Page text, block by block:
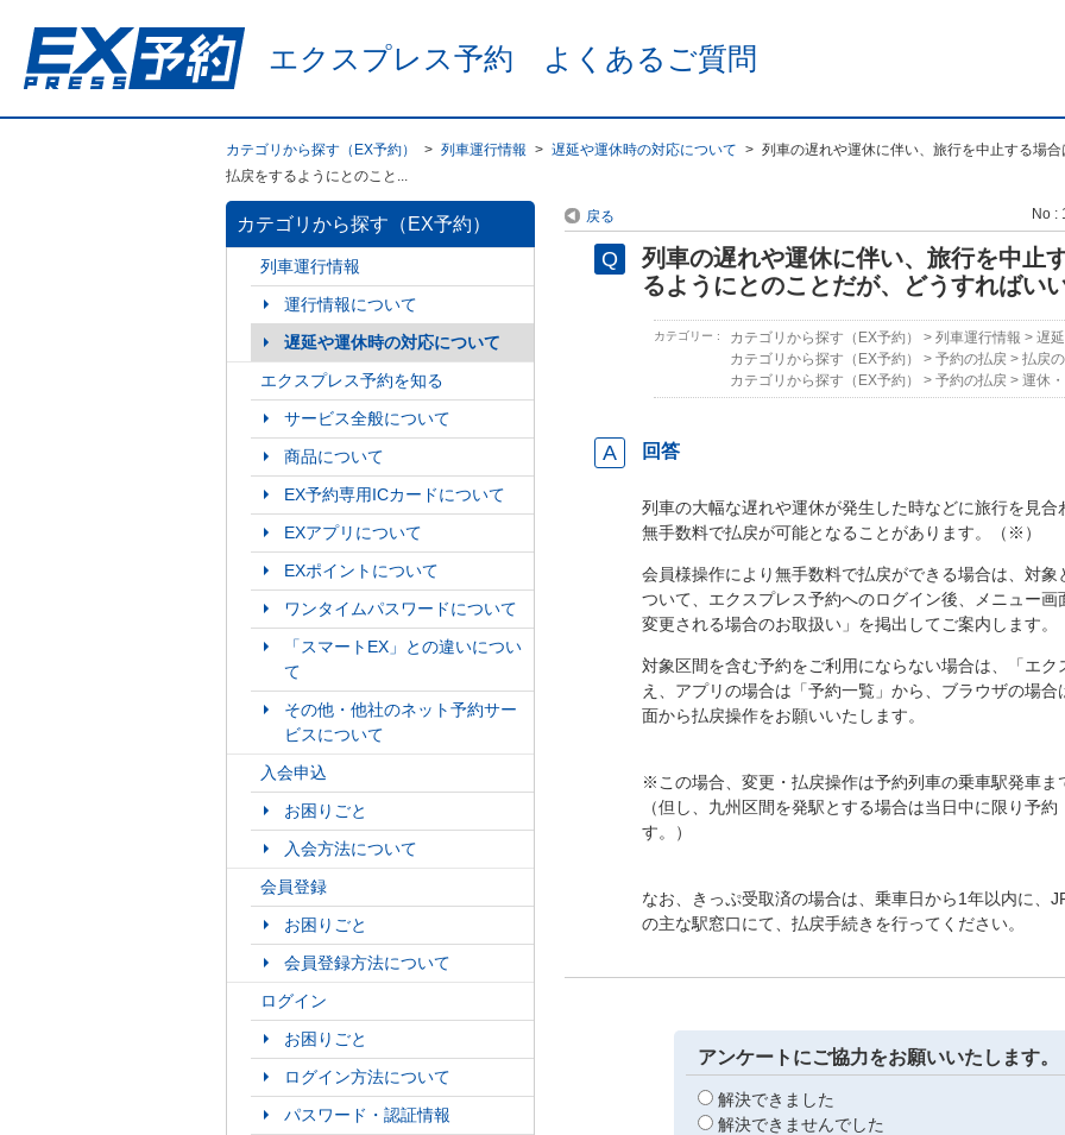
エクスプレス予約 よくあるご質問
カテゴリから探す（EX予約） > 列車運行情報 > 遅延や運休時の対応について > 列車の遅れや運休に伴い、旅行を中止する場合
払戻をするようにとのこと...
カテゴリから探す（EX予約）
列車運行情報
運行情報について
遅延や運休時の対応について
エクスプレス予約を知る
サービス全般について
商品について
EX予約専用ICカードについて
EXアプリについて
EXポイントについて
ワンタイムパスワードについて
「スマートEX」との違いについ
て
その他・他社のネット予約サー
ビスについて
入会申込
お困りごと
入会方法について
会員登録
お困りごと
会員登録方法について
ログイン
お困りごと
ログイン方法について
パスワード・認証情報
戻る No :
列車の遅れや運休に伴い、旅行を中止
るようにとのことだが、どうすればい
カテゴリー : カテゴリから探す（EX予約） > 列車運行情報 > 遅
カテゴリから探す（EX予約）
> 予約の払戻 > 払戻
カテゴリから探す（EX予約）
> 予約の払戻 > 運休
回答
列車の大幅な遅れや運休が発生した時などに旅行を見
無手数料で払戻が可能となることがあります。（※）
会員様操作により無手数料で払戻ができる場合は、対
ついて、エクスプレス予約へのログイン後、メニュー
変更される場合のお取扱い」を掲出してご案内します。
対象区間を含む予約をご利用にならない場合は、「エ
え、アプリの場合は「予約一覧」から、ブラウザの場
面から払戻操作をお願いいたします。
※この場合、変更・払戻操作は予約列車の乗車駅発車ま
（但し、九州区間を発駅とする場合は当日中に限り予
す。）
なお、きっぷ受取済の場合は、乗車日から1年以内に、
の主な駅窓口にて、払戻手続きを行ってください。
アンケートにご協力をお願いいたします。
解決できました
解決できませんでした